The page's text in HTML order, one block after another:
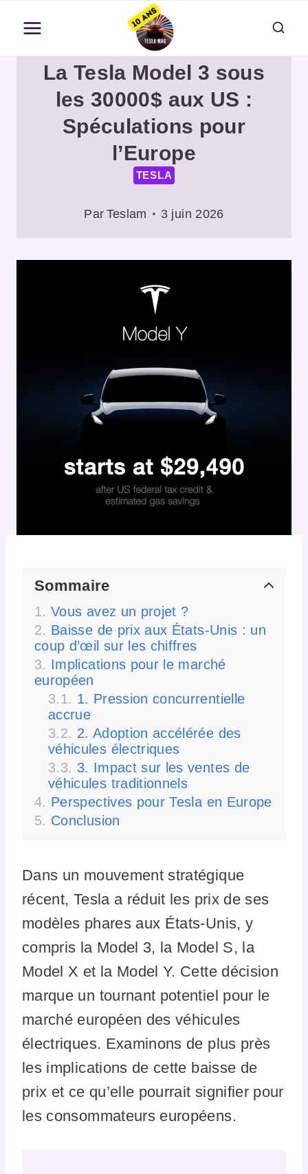
contenu
La Tesla Model 3 sous
les 30000$ aux US :
Spéculations pour
l’Europe
TESLA
Par Teslam 3 juin 2026
Sommaire
Vous avez un projet ?
Baisse de prix aux États-Unis : un
coup d’œil sur les chiffres
Implications pour le marché
européen
1. Pression concurrentielle
accrue
2. Adoption accélérée des
véhicules électriques
3. Impact sur les ventes de
véhicules traditionnels
Perspectives pour Tesla en Europe
Conclusion
Dans un mouvement stratégique
récent, Tesla a réduit les prix de ses
modèles phares aux États-Unis, y
compris la Model 3, la Model S, la
Model X et la Model Y. Cette décision
marque un tournant potentiel pour le
marché européen des véhicules
électriques. Examinons de plus près
les implications de cette baisse de
prix et ce qu’elle pourrait signifier pour
les consommateurs européens.